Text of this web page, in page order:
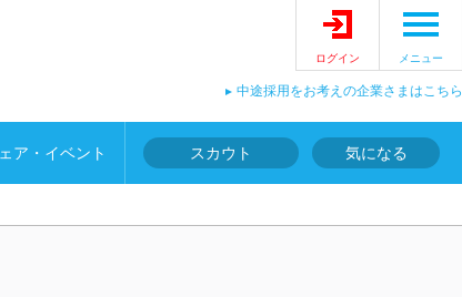
ログイン メニュー
中途採用をお考えの企業さまはこちら
ア・イベント スカウト 気になる